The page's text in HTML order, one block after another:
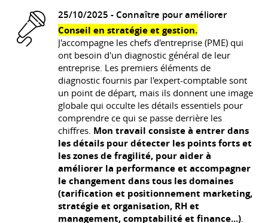
25/10/2025 - Connaître pour améliorer
Conseil en stratégie et gestion.
J'accompagne les chefs d'entreprise (PME) qui
ont besoin d'un diagnostic général de leur
entreprise. Les premiers éléments de
diagnostic fournis par l'expert-comptable sont
un point de départ, mais ils donnent une image
globale qui occulte les détails essentiels pour
comprendre ce qui se passe derrière les
chiffres. Mon travail consiste à entrer dans
les détails pour détecter les points forts et
les zones de fragilité, pour aider à
améliorer la performance et accompagner
le changement dans tous les domaines
(tarification et positionnement marketing,
stratégie et organisation, RH et
management, comptabilité et finance...)